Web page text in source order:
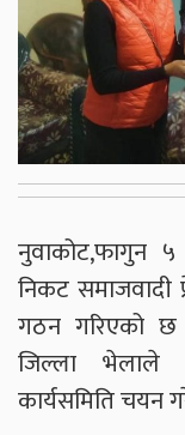
नुवाकोट,फागुन
निकट समाजवादी
गठन गरिएको छ
जिल्ला भेलाले
कार्यसमिति चयन